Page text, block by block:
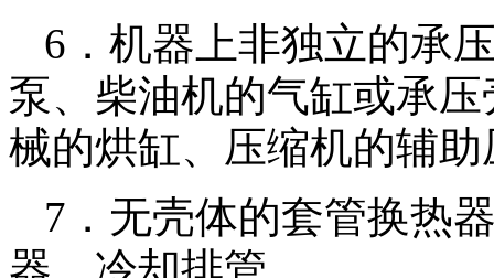
6．机器上非独立的承
泵、柴油机的气缸或承
械的烘缸、压缩机的辅
7．无壳体的套管换热